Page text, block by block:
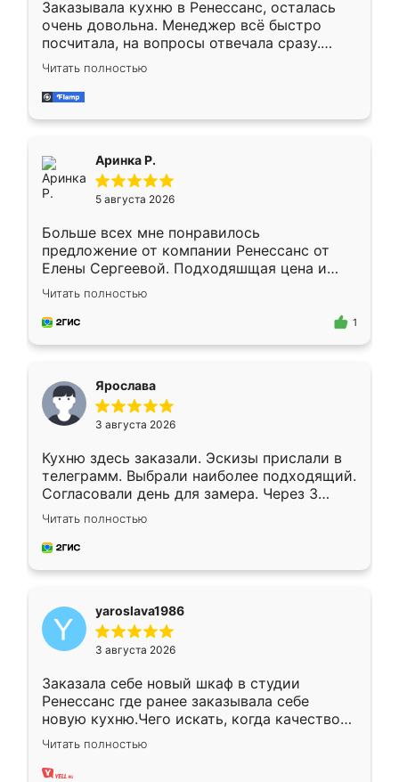
Заказывала кухню в Ренессанс, осталась
очень довольна. Менеджер всё быстро
посчитала, на вопросы отвечала сразу.
Замерщик приехал в субботу, подошёл к
делу со всей ответственностью. Собрали
за день, ребята работали аккуратно, даже
Читать полностью
Аринка Р.
5 августа 2026
Больше всех мне понравилось
предложение от компании Ренессанс от
Елены Сергеевой. Подходяшщая цена и
короткие сроки изготовления. Приехавший
для замера сотрудник Владислав
предложил по моему эскизу самый
Читать полностью
1
Ярослава
3 августа 2026
Кухню здесь заказали. Эскизы прислали в
телеграмм. Выбрали наиболее подходящий.
Согласовали день для замера. Через 3
недели кухня была уже готова. Остались
довольны работой. Спасибо Ренессанс
мебель за качественную работу!
Читать полностью
yaroslava1986
3 августа 2026
Заказала себе новый шкаф в студии
Ренессанс где ранее заказывала себе
новую кухню.Чего искать, когда качеством
вполне довольна. Служит кухня уже почти
два года, нареканий нет.
Читать полностью